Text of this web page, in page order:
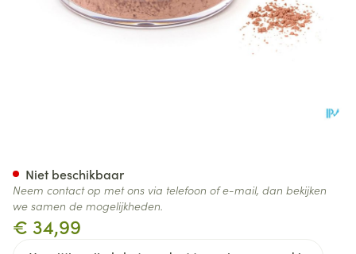
€ 34,99
Niet beschikbaar
Neem contact op met ons via telefoon of e-mail, dan bekijken
we samen de mogelijkheden.